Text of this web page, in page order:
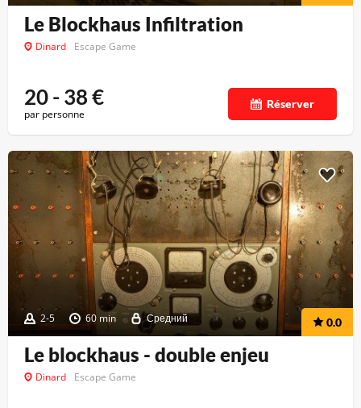
Le Blockhaus Infiltration
Dinard Escape Game
20 - 38€
par personne
Réserver
2-5 60 min Средний 0.0
Le blockhaus - double enjeu
Dinard Escape Game